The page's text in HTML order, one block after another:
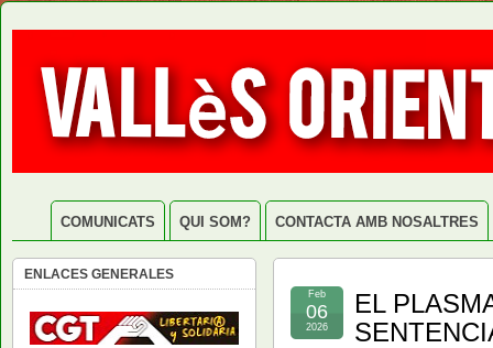
COMUNICATS QUI SOM? CONTACTA AMB NOSALTRES
EL
Feb
06
2026
ENLACES GENERALES